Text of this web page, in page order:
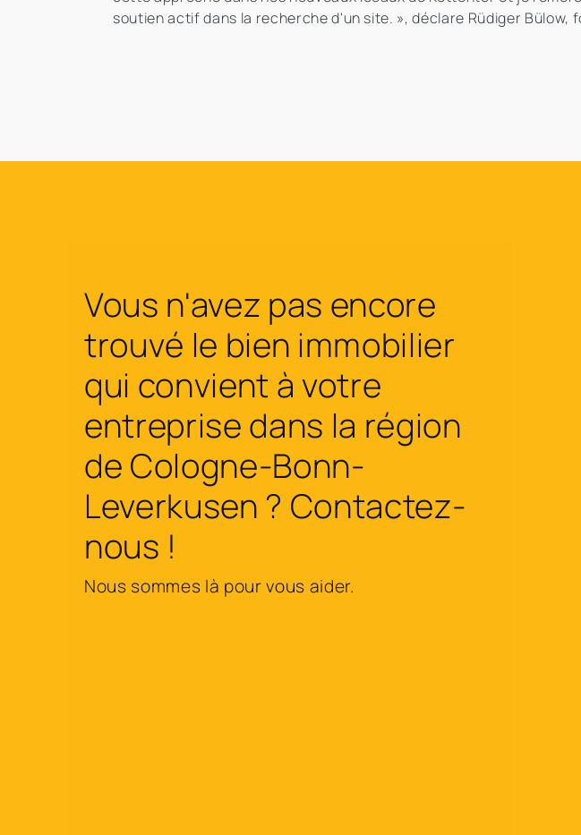
soutien actif dans la recherche d'un site. », déclare Rüdiger
Vous n'avez pas encore
trouvé le bien immobilier
qui convient à votre
entreprise dans la région
de Cologne-Bonn-
Leverkusen ? Contactez-
nous !
Nous sommes là pour vous aider.